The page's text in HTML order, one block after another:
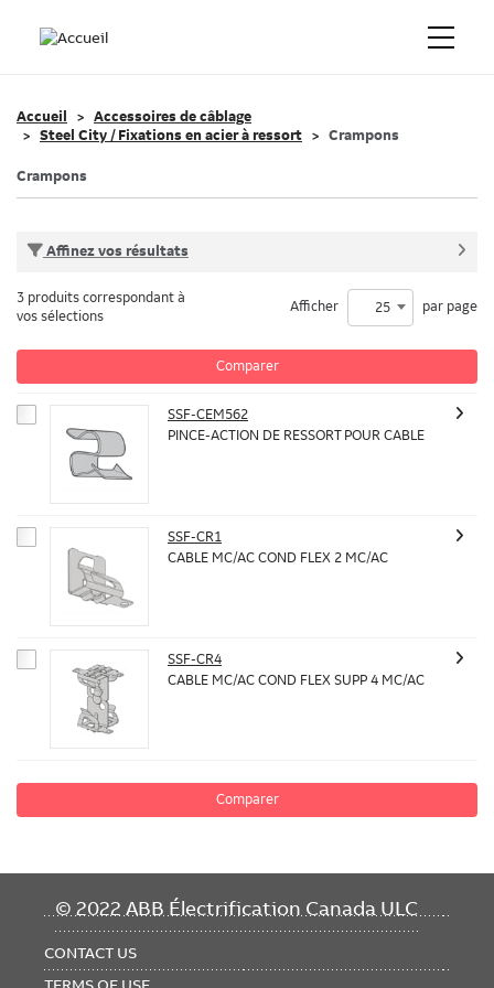
Accueil
Accessoires de câblage
Steel City / Fixations en acier à ressort
Crampons
Crampons
Affinez vos résultats
Comparer
3 produits correspondant à
vos sélections
Afficher 25 par page
SSF-CEM562
PINCE-ACTION DE RESSORT POUR CABLE
SSF-CR1
CABLE MC/AC COND FLEX 2 MC/AC
SSF-CR4
CABLE MC/AC COND FLEX SUPP 4 MC/AC
Comparer
© 2022 ABB Électrification Canada ULC
FOOTER
CONTACT US